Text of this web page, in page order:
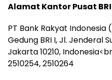
Alamat Kantor Pusat
PT Bank Rakyat Indonesia
Gedung BRI I, Jl. Jenderal
Jakarta 10210,
2510254, 2510264